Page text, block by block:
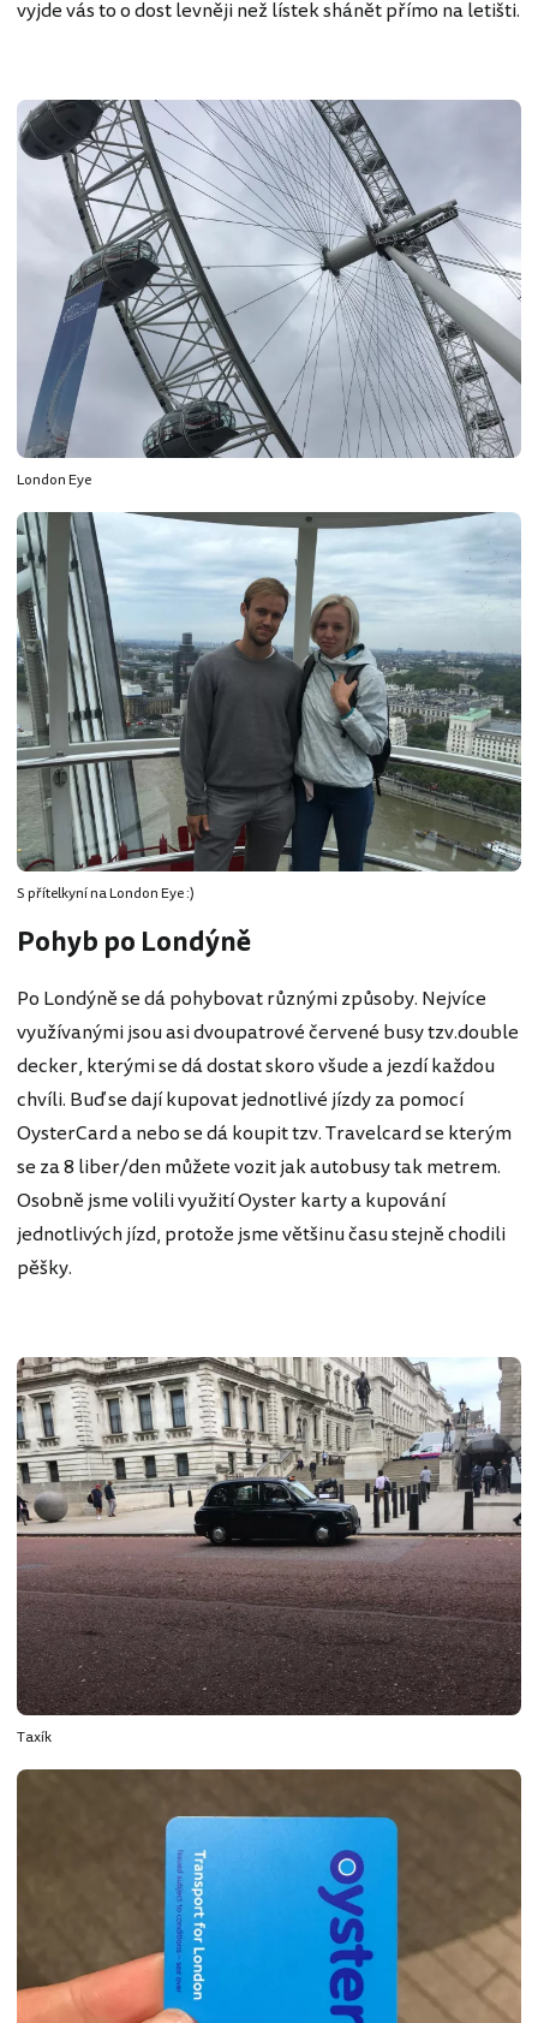
vyjde vás to o dost levněji než lístek shánět přímo na letišti.
London Eye
S přítelkyní na London Eye :)
Pohyb po Londýně
Po Londýně se dá pohybovat různými způsoby. Nejvíce
využívanými jsou asi dvoupatrové červené busy tzv.double
decker, kterými se dá dostat skoro všude a jezdí každou
chvíli. Buď se dají kupovat jednotlivé jízdy za pomocí
OysterCard a nebo se dá koupit tzv. Travelcard se kterým
se za 8 liber/den můžete vozit jak autobusy tak metrem.
Osobně jsme volili využití Oyster karty a kupování
jednotlivých jízd, protože jsme většinu času stejně chodili
pěšky.
Taxík